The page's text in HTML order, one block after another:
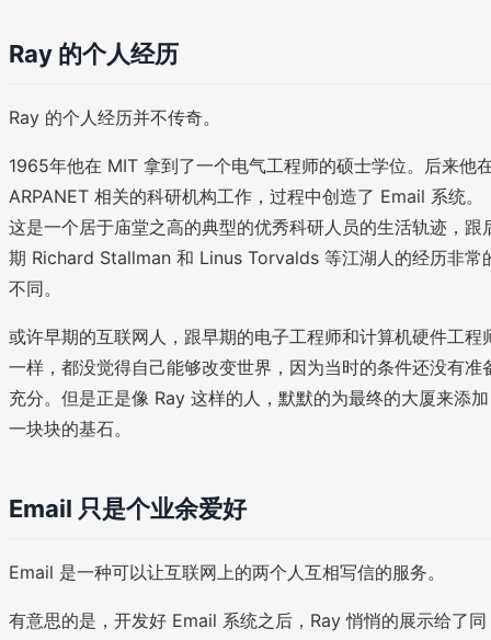
Ray 的个人经历
Ray 的个人经历并不传奇。
1965年他在 MIT 拿到了一个电气工程师的硕士学位。后来他
ARPANET 相关的科研机构工作，过程中创造了 Email 系统。
这是一个居于庙堂之高的典型的优秀科研人员的生活轨迹，跟
期 Richard Stallman 和 Linus Torvalds 等江湖人的经历非常
不同。
或许早期的互联网人，跟早期的电子工程师和计算机硬件工程
一样，都没觉得自己能够改变世界，因为当时的条件还没有准
充分。但是正是像 Ray 这样的人，默默的为最终的大厦来添加
一块块的基石。
Email 只是个业余爱好
Email 是一种可以让互联网上的两个人互相写信的服务。
有意思的是，开发好 Email 系统之后，Ray 悄悄的展示给了同